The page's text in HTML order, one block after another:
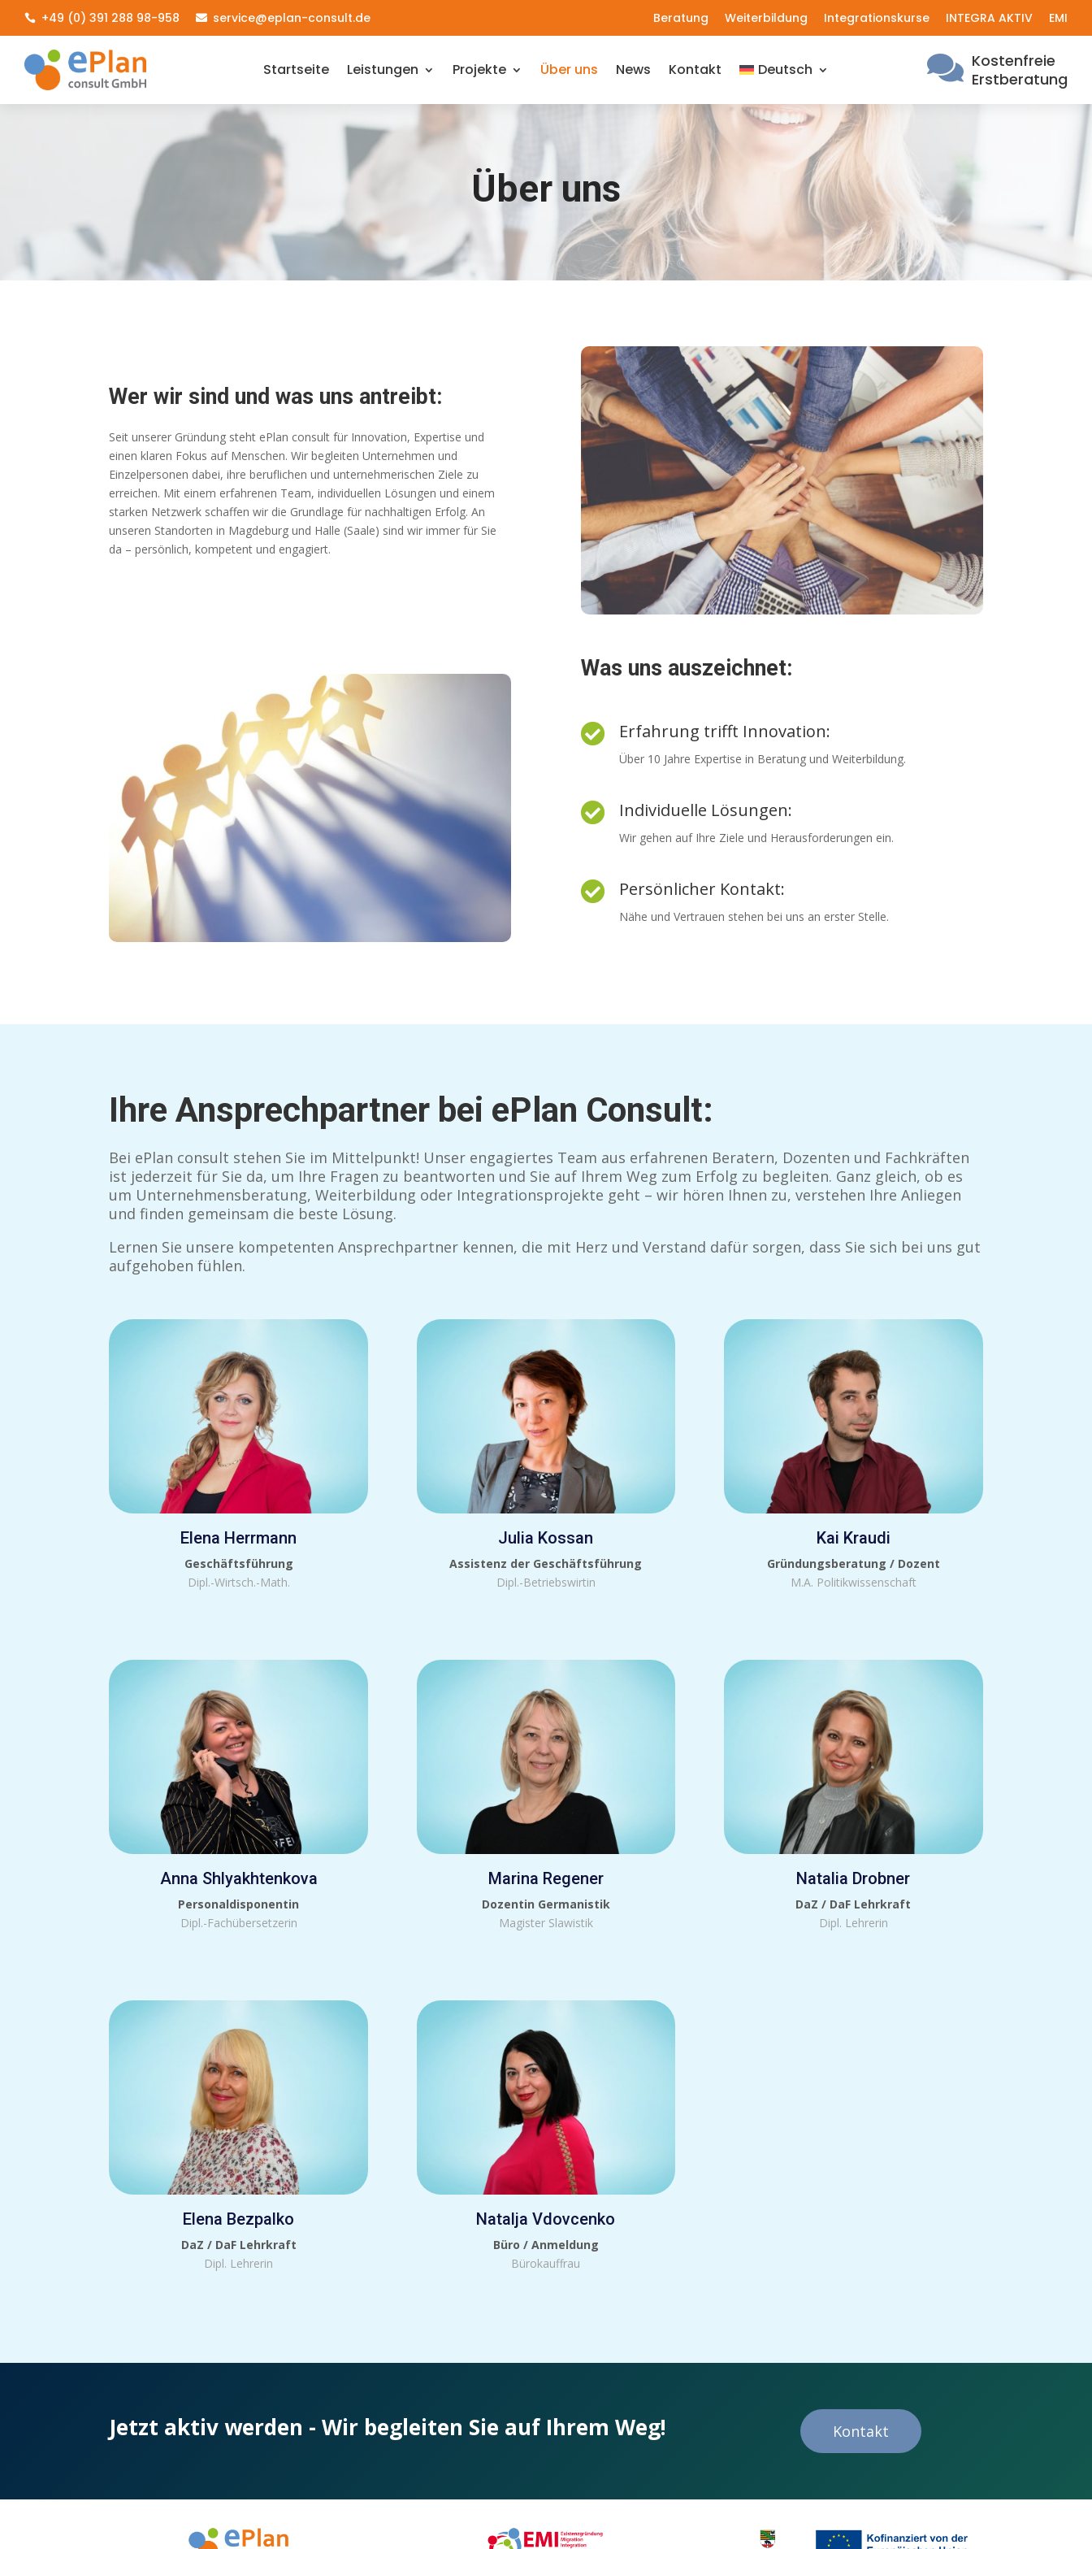
 +49 (0) 391 288 98-958  service@eplan-consult.de Beratung Weiterbildung Integrationskurse INTEGRA AKTIV EMI
Startseite Leistungen Projekte Über uns News Kontakt Deutsch  Kostenfreie
Erstberatung
Über uns
Wer wir sind und was uns antreibt:
Seit unserer Gründung steht ePlan consult für Innovation, Expertise und
einen klaren Fokus auf Menschen. Wir begleiten Unternehmen und
Einzelpersonen dabei, ihre beruflichen und unternehmerischen Ziele zu
erreichen. Mit einem erfahrenen Team, individuellen Lösungen und einem
starken Netzwerk schaffen wir die Grundlage für nachhaltigen Erfolg. An
unseren Standorten in Magdeburg und Halle (Saale) sind wir immer für Sie
da – persönlich, kompetent und engagiert.
Was uns auszeichnet:
 Erfahrung trifft Innovation:
Über 10 Jahre Expertise in Beratung und Weiterbildung.
 Individuelle Lösungen:
Wir gehen auf Ihre Ziele und Herausforderungen ein.
 Persönlicher Kontakt:
Nähe und Vertrauen stehen bei uns an erster Stelle.
Ihre Ansprechpartner bei ePlan Consult:
Bei ePlan consult stehen Sie im Mittelpunkt! Unser engagiertes Team aus erfahrenen Beratern, Dozenten und Fachkräften
ist jederzeit für Sie da, um Ihre Fragen zu beantworten und Sie auf Ihrem Weg zum Erfolg zu begleiten. Ganz gleich, ob es
um Unternehmensberatung, Weiterbildung oder Integrationsprojekte geht – wir hören Ihnen zu, verstehen Ihre Anliegen
und finden gemeinsam die beste Lösung.
Lernen Sie unsere kompetenten Ansprechpartner kennen, die mit Herz und Verstand dafür sorgen, dass Sie sich bei uns gut
aufgehoben fühlen.
Elena Herrmann
Geschäftsführung
Dipl.-Wirtsch.-Math.
Julia Kossan
Assistenz der Geschäftsführung
Dipl.-Betriebswirtin
Kai Kraudi
Gründungsberatung / Dozent
M.A. Politikwissenschaft
Anna Shlyakhtenkova
Personaldisponentin
Dipl.-Fachübersetzerin
Marina Regener
Dozentin Germanistik
Magister Slawistik
Natalia Drobner
DaZ / DaF Lehrkraft
Dipl. Lehrerin
Elena Bezpalko
DaZ / DaF Lehrkraft
Dipl. Lehrerin
Natalja Vdovcenko
Büro / Anmeldung
Bürokauffrau
Jetzt aktiv werden - Wir begleiten Sie auf Ihrem Weg! Kontakt